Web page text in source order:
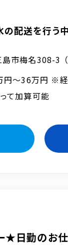
配送を行う
市梅名308-3 （
円～36万円 ※
て加算可能
★日勤のお仕